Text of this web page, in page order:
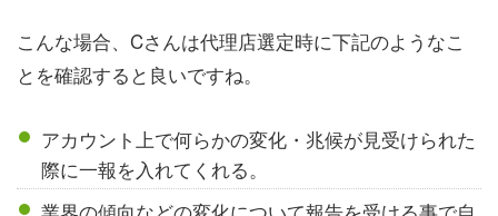
こんな場合、Cさんは代理店選定時に下記のようなこ
とを確認すると良いですね。
アカウント上で何らかの変化・兆候が見受けられた
際に一報を入れてくれる。